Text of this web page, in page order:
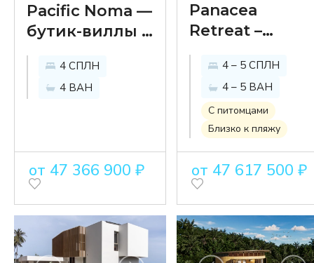
Pacific Noma —
бутик-виллы с
бассейнами
рядом с
пляжем
4 СПЛН
4 ВАН
от 47 366 900 ₽
Panacea
Retreat –
виллы с
бассейном и
видом на
море в
Бопхуте
4 – 5 СПЛН
4 – 5 ВАН
С питомцами
Близко к пляжу
от 47 617 500 ₽